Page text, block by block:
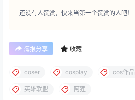
还没有人赞赏，快来当第一个赞赏的人吧！
海报分享 收藏
coser cosplay cos作品
英雄联盟 阿狸